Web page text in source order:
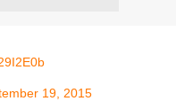
19, 2015